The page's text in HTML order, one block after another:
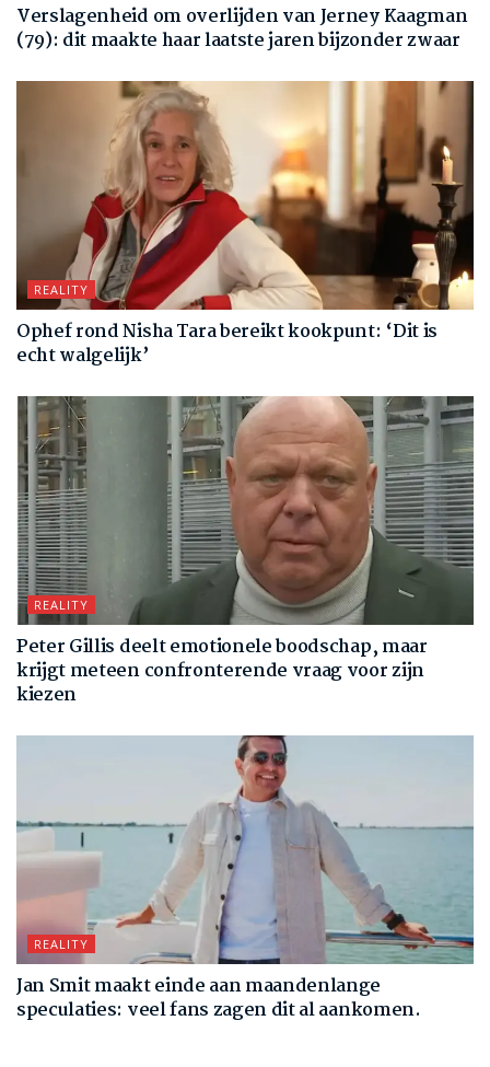
Verslagenheid om overlijden van Jerney Kaagman
(79): dit maakte haar laatste jaren bijzonder zwaar
REALITY
Ophef rond Nisha Tara bereikt kookpunt: ‘Dit is
echt walgelijk’
REALITY
Peter Gillis deelt emotionele boodschap, maar
krijgt meteen confronterende vraag voor zijn
kiezen
REALITY
Jan Smit maakt einde aan maandenlange
speculaties: veel fans zagen dit al aankomen.